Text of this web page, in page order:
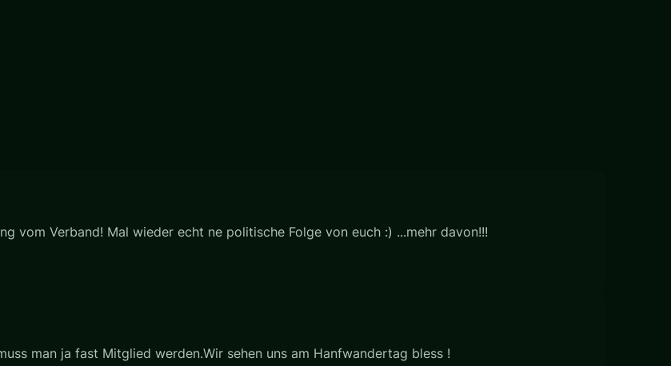
vom Verband! Mal wieder echt ne politische Folge von euch :) ...mehr davon!!!
man ja fast Mitglied werden.Wir sehen uns am Hanfwandertag bless !